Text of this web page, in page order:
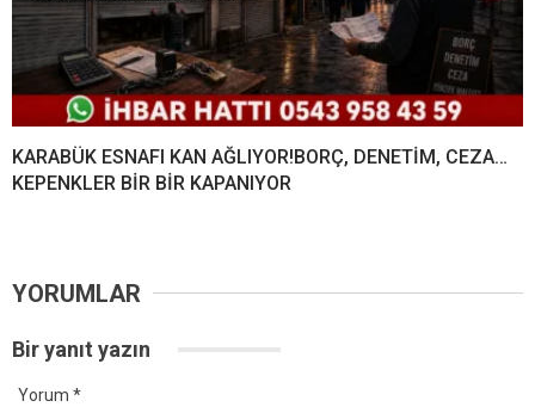
KARABÜK ESNAFI KAN AĞLIYOR!BORÇ, DENETİM, CEZA…
KEPENKLER BİR BİR KAPANIYOR
YORUMLAR
Bir yanıt yazın
Yorum *